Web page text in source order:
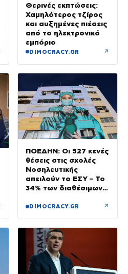
Θερινές εκπτώσεις:
Χαμηλότερος τζίρος
και αυξημένες πιέσεις
από το ηλεκτρονικό
εμπόριο
DIMOCRACY.GR ↗
ΠΟΕΔΗΝ: Οι 527 κενές
θέσεις στις σχολές
Νοσηλευτικής
απειλούν το ΕΣΥ – Το
34% των διαθέσιμων
DIMOCRACY.GR ↗